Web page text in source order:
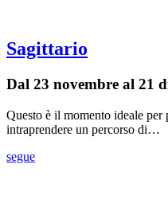
Sagittario
Dal 23 novembre al 21
Questo è il momento ideale
intraprendere un percorso di…
segue